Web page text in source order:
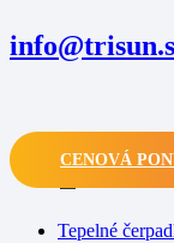
CENOVÁ
Tepelné